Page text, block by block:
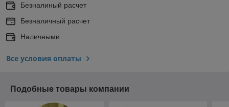
Безналиный расчет
Безналичный расчет
Наличными
Все условия оплаты
Подобные товары компании